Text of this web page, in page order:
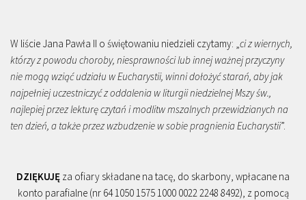
W liście Jana Pawła II o świętowaniu niedzieli czytamy: „ ci z wiernych,
którzy z powodu choroby, niesprawności lub innej ważnej przyczyny
nie mogą wziąć udziału w Eucharystii, winni dołożyć starań, aby jak
najpełniej uczestniczyć z oddalenia w liturgii niedzielnej Mszy św.,
najlepiej przez lekturę czytań i modlitw mszalnych przewidzianych na
ten dzień, a także przez wzbudzenie w sobie pragnienia Eucharystii”.
DZIĘKUJĘ za ofiary składane na tacę, do skarbony, wpłacane na
konto parafialne (nr 64 1050 1575 1000 0022 2248 8492), z pomocą